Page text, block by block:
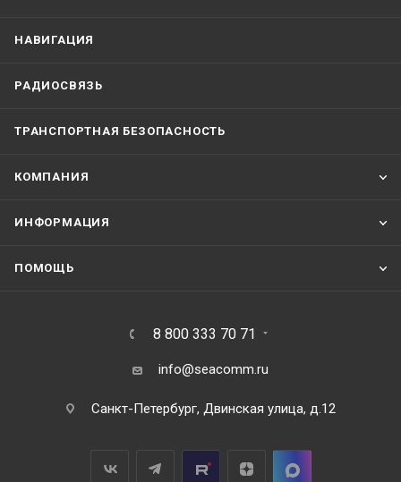
НАВИГАЦИЯ
РАДИОСВЯЗЬ
ТРАНСПОРТНАЯ БЕЗОПАСНОСТЬ
КОМПАНИЯ
ИНФОРМАЦИЯ
ПОМОЩЬ
8 800 333 70 71
info@seacomm.ru
Санкт-Петербург, Двинская улица, д.12